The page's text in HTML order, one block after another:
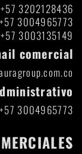
3202128436
3004965773
3003135149
comercial
3004965773